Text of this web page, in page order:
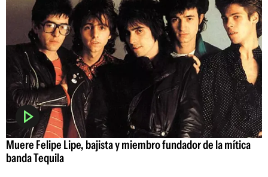
Muere Felipe Lipe, bajista y miembro fundador de la mítica
banda Tequila